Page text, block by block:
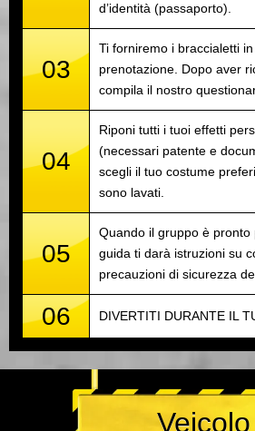
d’identità (passaporto).
03
Ti forniremo i braccialetti
prenotazione. Dopo aver
compila il nostro
04
Riponi tutti i tuoi effetti
(necessari patente e
scegli il tuo costume
sono lavati.
05
Quando il gruppo è pronto
guida ti darà istruzioni su
precauzioni di sicurezza
06 DIVERTITI DURANTE IL
Veicolo